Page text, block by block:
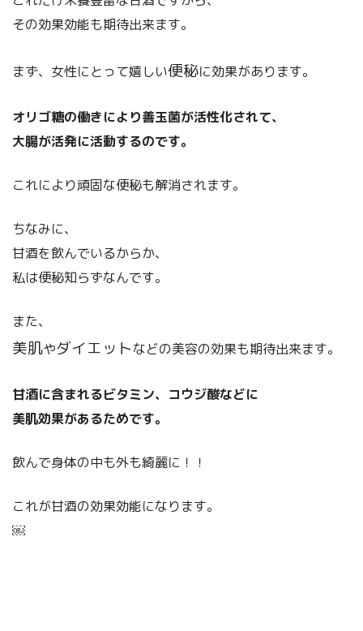
その効果効能も期待出来ます。
まず、女性にとって嬉しい便秘に効果があります。
オリゴ糖の働きにより善玉菌が活性化されて、
大腸が活発に活動するのです。
これにより頑固な便秘も解消されます。
ちなみに、
甘酒を飲んでいるからか、
私は便秘知らずなんです。
また、
美肌やダイエットなどの美容の効果も期待出来ます。
甘酒に含まれるビタミン、コウジ酸などに
美肌効果があるためです。
飲んで身体の中も外も綺麗に！！
これが甘酒の効果効能になります。
￼